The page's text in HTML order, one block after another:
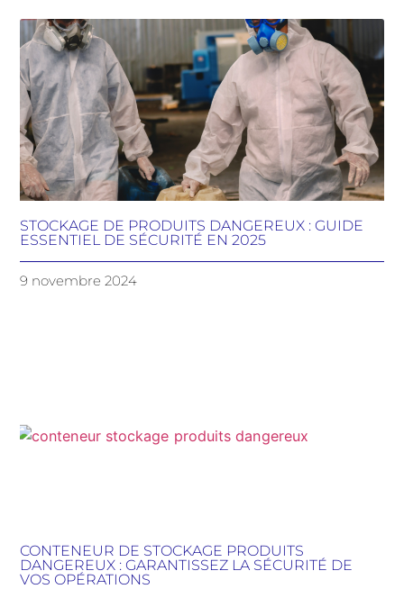
STOCKAGE DE PRODUITS DANGEREUX : GUIDE
ESSENTIEL DE SÉCURITÉ EN 2025
9 novembre 2024
CONTENEUR DE STOCKAGE PRODUITS
DANGEREUX : GARANTISSEZ LA SÉCURITÉ DE
VOS OPÉRATIONS